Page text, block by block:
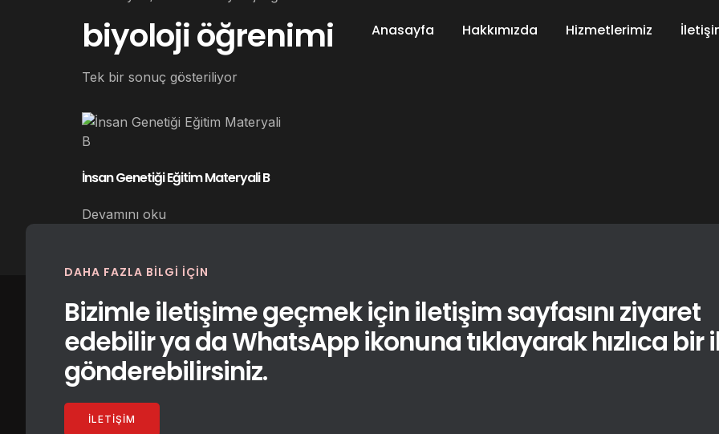
Anasayfa Hakkımızda Hizmetlerimiz
biyoloji öğrenimi
Tek bir sonuç gösteriliyor
İnsan Genetiği Eğitim Materyali B
Devamını oku
DAHA FAZLA BILGI IÇIN
Bizimle iletişime geçmek için iletişim sayfasını ziyaret
edebilir ya da WhatsApp ikonuna tıklayarak hızlıca bir
gönderebilirsiniz.
İLETIŞIM